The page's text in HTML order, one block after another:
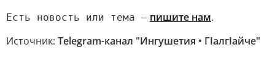
Есть новость или тема — пишите нам.
Источник: Telegram-канал "Ингушетия • ГIалгIайче"